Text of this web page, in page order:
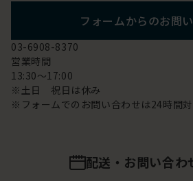
フォームからのお問
03-6908-8370
営業時間
13:30～17:00
※土日 祝日は休み
※フォームでのお問い合わせは24時間対
配送・お問い合わ